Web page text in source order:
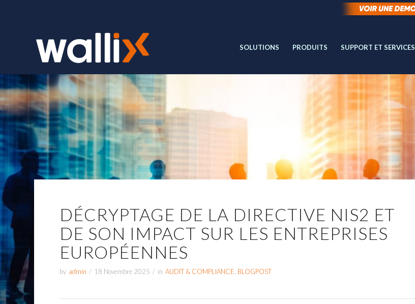
SOLUTIONS PRODUITS SUPPORT ET SERVICES
DÉCRYPTAGE DE LA DIRECTIVE NIS2 ET
DE SON IMPACT SUR LES ENTREPRISES
EUROPÉENNES
by admin / 18 Novembre 2025 / in AUDIT & COMPLIANCE BLOGPOST